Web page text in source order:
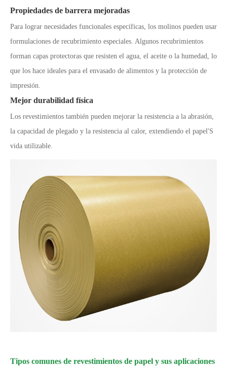
Propiedades de barrera mejoradas
Para lograr necesidades funcionales específicas, los molinos pueden usar
formulaciones de recubrimiento especiales. Algunos recubrimientos
forman capas protectoras que resisten el agua, el aceite o la humedad, lo
que los hace ideales para el envasado de alimentos y la protección de
impresión.
Mejor durabilidad física
Los revestimientos también pueden mejorar la resistencia a la abrasión,
la capacidad de plegado y la resistencia al calor, extendiendo el papel'S
vida utilizable.
Tipos comunes de revestimientos de papel y sus aplicaciones